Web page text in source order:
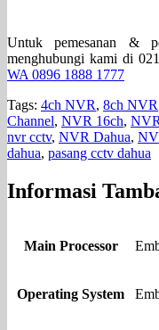
Untuk pemesanan &
menghubungi kami di
WA 0896 1888 1777
Tags: 4ch NVR, 8ch NVR
Channel, NVR 16ch,
nvr cctv, NVR Dahua,
dahua, pasang cctv dahua
Informasi
Main Processor
Operating System